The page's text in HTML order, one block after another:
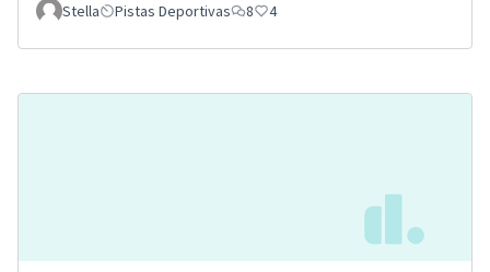
Stella Pistas Deportivas 8 4